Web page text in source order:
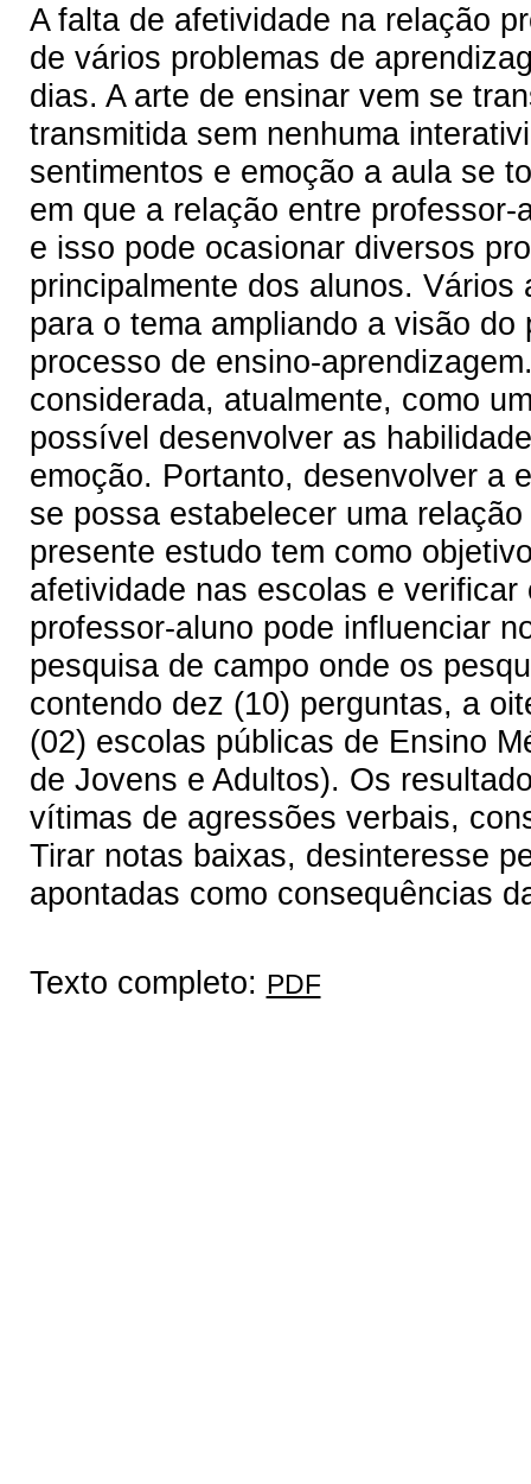
A falta de afetividade na relação
de vários problemas de
dias. A arte de ensinar vem se
transmitida sem nenhuma
sentimentos e emoção a aula se
em que a relação entre
e isso pode ocasionar diversos
principalmente dos alunos.
para o tema ampliando a visão
processo de ensino-
considerada, atualmente, como
possível desenvolver as
emoção. Portanto, desenvolver a
se possa estabelecer uma
presente estudo tem como
afetividade nas escolas e
professor-aluno pode influenciar
pesquisa de campo onde os
contendo dez (10) perguntas, a
(02) escolas públicas de Ensino
de Jovens e Adultos). Os
vítimas de agressões verbais,
Tirar notas baixas, desinteresse
apontadas como consequências
Texto completo: PDF